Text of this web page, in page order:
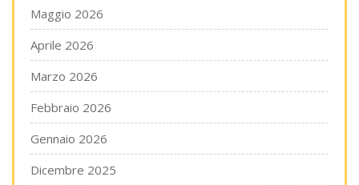
Maggio 2026
Aprile 2026
Marzo 2026
Febbraio 2026
Gennaio 2026
Dicembre 2025